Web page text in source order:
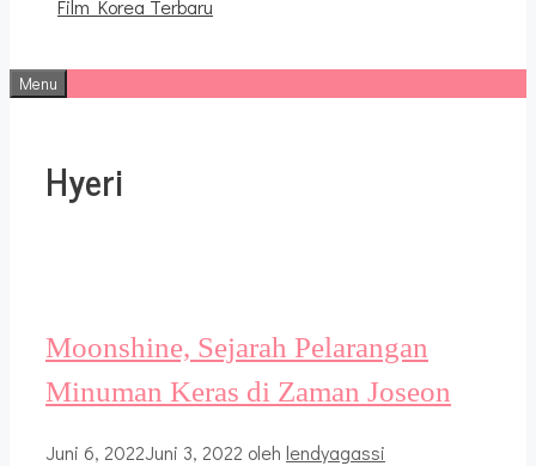
Menu
Hyeri
Moonshine, Sejarah Pelarangan
Minuman Keras di Zaman Joseon
Juni 6, 2022Juni 3, 2022 oleh lendyagassi